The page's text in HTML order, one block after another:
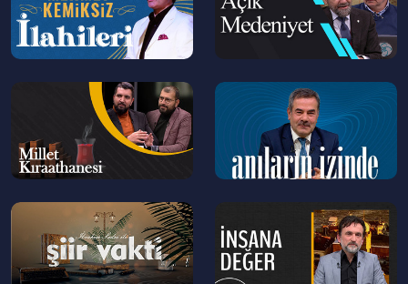
--
>
--
--
>
--
>